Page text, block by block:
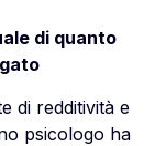
di quanto
di redditività e
psicologo ha